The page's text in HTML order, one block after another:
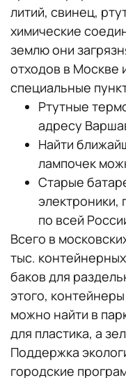
литий, свинец,
химические
землю они
отходов в Москве
специальные
Ртутные
адресу
Найти
лампочек
Старые
электроники,
по всей
Всего в
тыс.
баков для
этого,
можно найти в
для пластика, а
Поддержка
городские